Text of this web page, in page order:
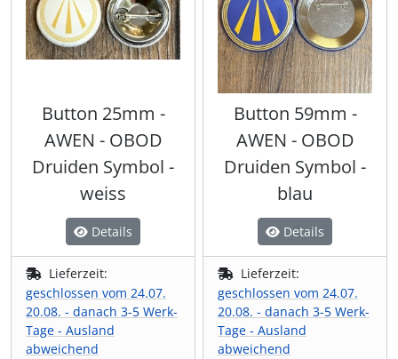
Button 25mm -
AWEN - OBOD
Druiden Symbol -
weiss
Details
Lieferzeit:
geschlossen vom 24.07.
20.08. - danach 3-5 Werk-
Tage - Ausland
abweichend
Button 59mm -
AWEN - OBOD
Druiden Symbol -
blau
Details
Lieferzeit:
geschlossen vom 24.07.
20.08. - danach 3-5 Werk-
Tage - Ausland
abweichend